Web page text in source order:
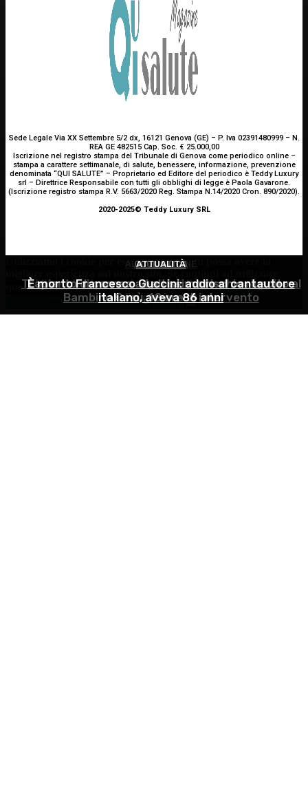
ALIMENTAZIONE
Alimentazione nei mesi caldi: come sostenere
l’organismo?
OCULISTICA
Trapianto di cornea ad altissimo rischio riuscito al
Bambino Gesù, 18 ore di intervento
ATTUALITÀ
È morto Francesco Guccini: addio al cantautore
italiano, aveva 86 anni
Sede Legale Via XX Settembre 5/2 dx, 16121 Genova (GE) – P. Iva 02391480999 – N.
REA GE 482515 Cap. Soc. € 25.000,00
Iscrizione nel registro stampa del Tribunale di Genova come periodico online –
stampa a carattere settimanale, di salute, benessere, informazione, prevenzione
denominata “QUI SALUTE” – Proprietario ed Editore del periodico è Teddy Luxury
srl – Direttrice Responsabile con tutti gli obblighi di legge è Paola Gavarone.
(Iscrizione registro stampa R.V. 5663/2020 Reg. Stampa N.14/2020 Cron. 890/2020).
2020-2025© Teddy Luxury SRL
Utilizziamo i cookie per essere sicuri che tu possa avere la
questo sito noi constatiamo che tu ne sia felice. Accetto
Continua senza accettare
Privacy policy